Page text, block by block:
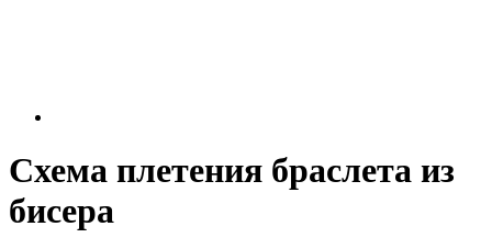
Схема плетения браслета из
бисера